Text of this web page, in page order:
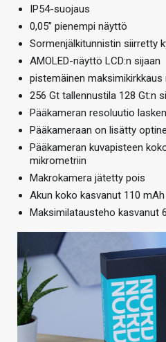
IP54-suojaus
0,05” pienempi näyttö
Sormenjälkitunnistin siirretty
AMOLED-näyttö LCD:n sijaan
pistemäinen
256 Gt tallennustila 128 Gt:n
Pääkameran resoluutio
Pääkameraan on lisätty
Pääkameran kuvapisteen
mikrometriin
Makrokamera jätetty pois
Akun koko kasvanut 110 mAh
Maksimilatausteho kasvanut